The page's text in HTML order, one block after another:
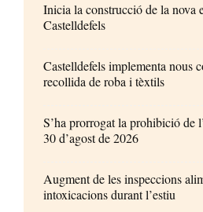
Inicia la construcció de la nova
Castelldefels
Castelldefels implementa nous
recollida de roba i tèxtils
S’ha prorrogat la prohibició de
30 d’agost de 2026
Augment de les inspeccions
intoxicacions durant l’estiu